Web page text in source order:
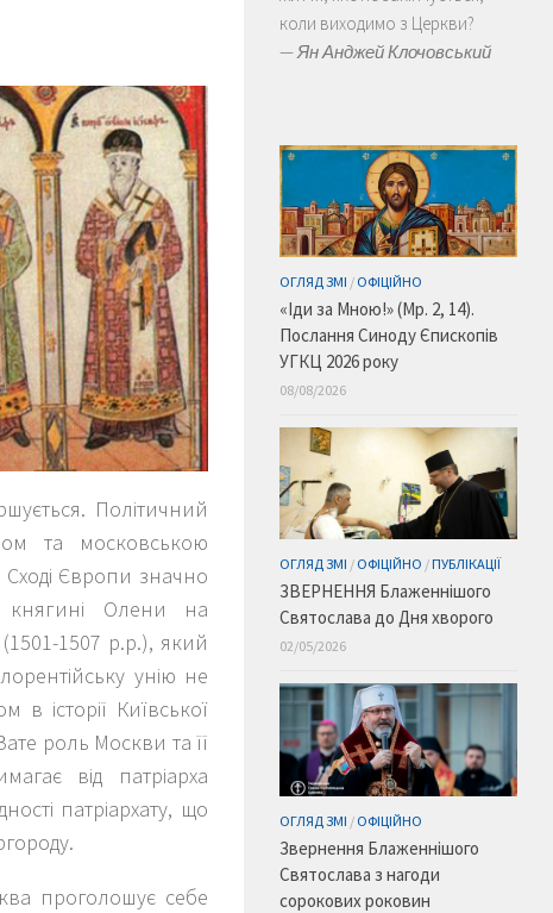
Політичний
та московською
Європи знач­но
княгині Олени на
1507 р.р.), який
унію не
історії Київської
роль Москви та її
від патріарха
патріарха­ту, що
проголошує себе
коли виходимо з Церкви?
—Ян Анджей Клочовський
ОГЛЯД ЗМІ / ОФІЦІЙНО
«Іди за Мною!» (Мр. 2, 14).
Послання Синоду Єпископів
УГКЦ 2026 року
08/08/2026
ОГЛЯД ЗМІ / ОФІЦІЙНО /ПУБЛІКАЦІЇ
ЗВЕРНЕННЯ Блаженнішого
Святослава до Дня хворого
02/05/2026
ОГЛЯД ЗМІ / ОФІЦІЙНО
Звернення Блаженнішого
Святослава з нагоди
сорокових роковин